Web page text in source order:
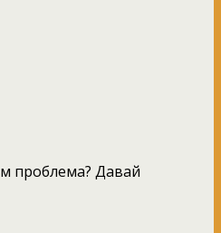
проблема? Давай